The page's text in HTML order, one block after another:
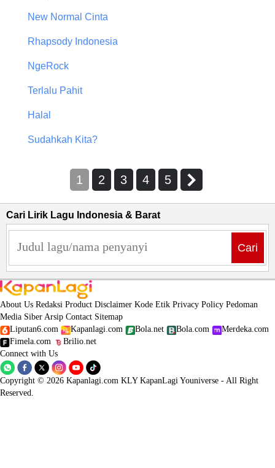
New Normal Cinta
Rhapsody Indonesia
NgeRock
Terlalu Pahit
Halal
Sudahkah Kita?
1 2 3 4 5
Cari Lirik Lagu Indonesia & Barat
Cari
About Us Redaksi Product Disclaimer Kode Etik Privacy Policy Pedoman
Media Siber Arsip Contact Sitemap
Liputan6.com
Kapanlagi.com Bola.net Bola.com
Merdeka.com
Fimela.com
Brilio.net
Connect with Us
Copyright © 2026 Kapanlagi.com KLY KapanLagi Youniverse - All Right
Reserved.